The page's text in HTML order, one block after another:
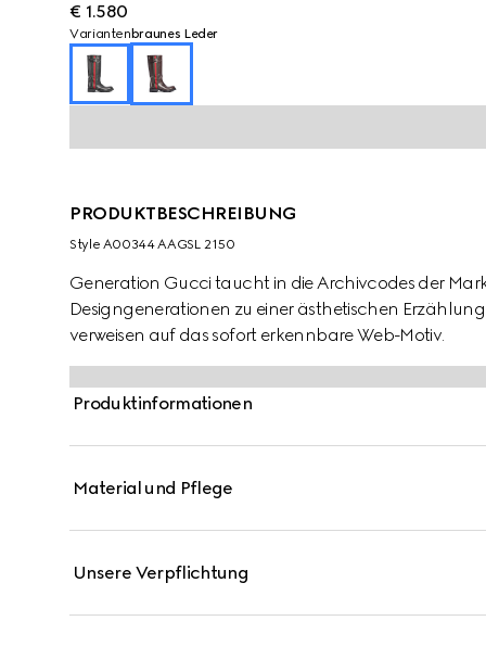
€ 1.580
Varianten braunes Leder
PRODUKTBESCHREIBUNG
Style ‎A00344 AAGSL 2150
Generation Gucci taucht in die Archivcodes der
Designgenerationen zu einer ästhetischen
verweisen auf das sofort erkennbare Web-Motiv.
Produktinformationen
Material und Pflege
Unsere Verpflichtung